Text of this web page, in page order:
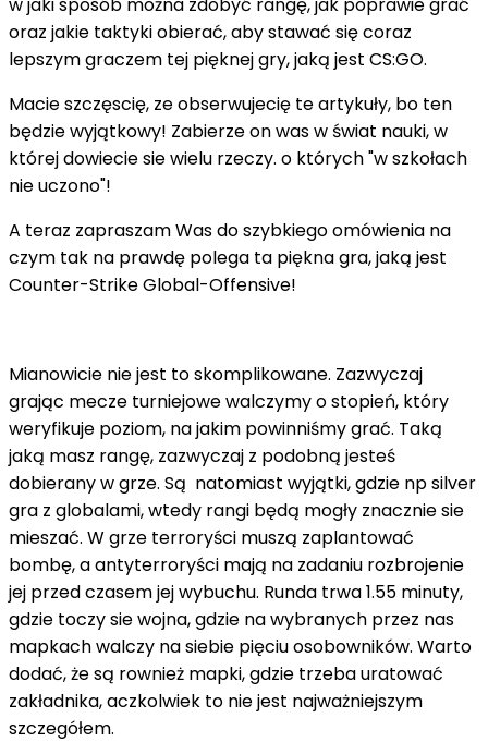
oraz jakie taktyki obierać, aby stawać się coraz
lepszym graczem tej pięknej gry, jaką jest CS:GO.
Macie szczęscię, ze obserwujecię te artykuły, bo ten
będzie wyjątkowy! Zabierze on was w świat nauki, w
której dowiecie sie wielu rzeczy. o których "w szkołach
nie uczono"!
A teraz zapraszam Was do szybkiego omówienia na
czym tak na prawdę polega ta piękna gra, jaką jest
Counter-Strike Global-Offensive!
Mianowicie nie jest to skomplikowane. Zazwyczaj
grając mecze turniejowe walczymy o stopień, który
weryfikuje poziom, na jakim powinniśmy grać. Taką
jaką masz rangę, zazwyczaj z podobną jesteś
dobierany w grze. Są natomiast wyjątki, gdzie np silver
gra z globalami, wtedy rangi będą mogły znacznie sie
mieszać. W grze terroryści muszą zaplantować
bombę, a antyterroryści mają na zadaniu rozbrojenie
jej przed czasem jej wybuchu. Runda trwa 1.55 minuty,
gdzie toczy sie wojna, gdzie na wybranych przez nas
mapkach walczy na siebie pięciu osobowników. Warto
dodać, że są rownież mapki, gdzie trzeba uratować
zakładnika, aczkolwiek to nie jest najważniejszym
szczegółem.